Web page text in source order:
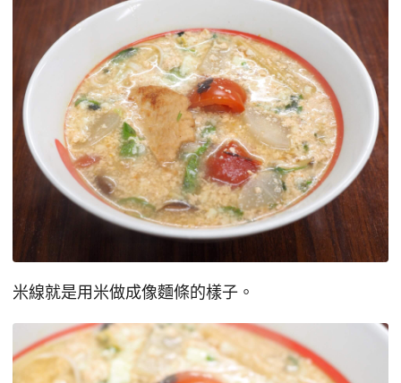
米線就是用米做成像麵條的樣子。